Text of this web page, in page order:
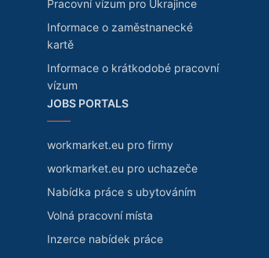
Pracovní vízum pro Ukrajince
Informace o zaměstnanecké
kartě
Informace o krátkodobé pracovní
vízum
JOBS PORTALS
workmarket.eu pro firmy
workmarket.eu pro uchazeče
Nabídka práce s ubytováním
Volná pracovní místa
Inzerce nabídek práce